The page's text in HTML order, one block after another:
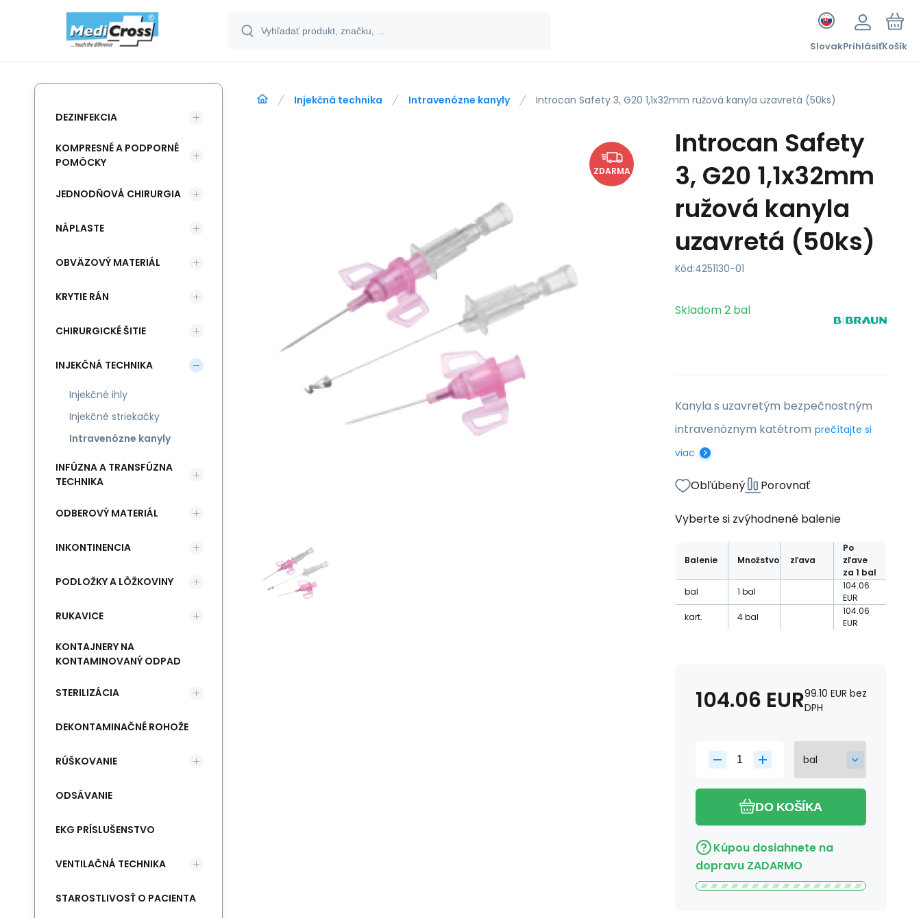
SlovakPrihlásiťKošík
Injekčná technika Intravenózne kanyly Introcan Safety 3, G20 1,1x32mm ružová kanyla uzavretá (50ks)
ZDARMA
Introcan Safety
3, G20 1,1x32mm
ružová kanyla
uzavretá (50ks)
Kód:4251130-01
Skladom2 bal
Kanyla s uzavretým bezpečnostným
intravenóznym katétrom prečítajte si
viac
Obľúbený Porovnať
Vyberte si zvýhodnené balenie
Balenie Množstvo zľava
Po
zľave
za 1 bal
bal
1 bal
104.06
EUR
kart.
4bal
104.06
EUR
104.06 EUR99.10 EUR bez
DPH
DO KOŠÍKA
Kúpou dosiahnete na
dopravu ZADARMO
DEZINFEKCIA
KOMPRESNÉ A PODPORNÉ
POMÔCKY
JEDNODŇOVÁ CHIRURGIA
NÁPLASTE
OBVÄZOVÝ MATERIÁL
KRYTIE RÁN
CHIRURGICKÉ ŠITIE
INJEKČNÁ TECHNIKA
Injekčné ihly
Injekčné striekačky
Intravenózne kanyly
INFÚZNA A TRANSFÚZNA
TECHNIKA
ODBEROVÝ MATERIÁL
INKONTINENCIA
PODLOŽKY A LÔŽKOVINY
RUKAVICE
KONTAJNERY NA
KONTAMINOVANÝ ODPAD
STERILIZÁCIA
DEKONTAMINAČNÉ ROHOŽE
RÚŠKOVANIE
ODSÁVANIE
EKG PRÍSLUŠENSTVO
VENTILAČNÁ TECHNIKA
STAROSTLIVOSŤ O PACIENTA